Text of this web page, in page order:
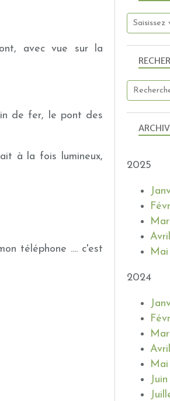
avec vue sur la
de fer, le pont des
à la fois lumineux,
téléphone .... c'est
2025
Avril
Mai
2024
Avril
Mai
Juin